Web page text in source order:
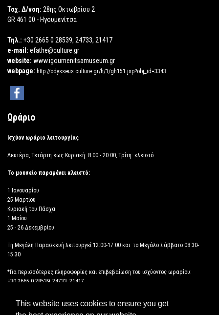
This website uses cookies to ensure you get
Ταχ. Δ/νση: 28ης Οκτωβρίου 2
GR 461 00 - Ηγουμενίτσα
Τηλ.: +30 2665 0 28539, 24733, 21417
e-mail: efathe@culture.gr
website: www.igoumenitsamuseum.gr
webpage: http://odysseus.culture.gr/h/1/gh151.jsp?obj_id=3343
Ωράριο
Ισχύον ωράριο λειτουργίας
Δευτέρα, Τετάρτη έως Κυριακή: 8.00 - 20.00, Τρίτη: κλειστό
Το μουσείο παραμένει κλειστό:
1 Ιανουαρίου
25 Μαρτίου
Κυριακή του Πάσχα
1 Μαΐου
25 - 26 Δεκεμβρίου
Τη Μεγάλη Παρασκευή λειτουργεί 12:00-17:00 και το Μεγάλο Σάββατο 08:30-
15:30
*Για περισσότερες πληροφορίες και επιβεβαίωση του ισχύοντος ωραρίου:
+30 2665 0 28539, 24733, 21417
ΔΗΛΩΣΗ ΠΡΟΣΒΑΣΙΜΟΤΗΤΑΣ